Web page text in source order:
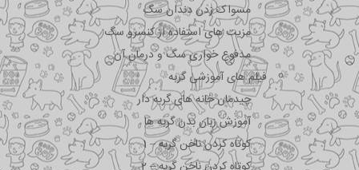
مسواک زدن دندان سگ
مزیت های استفاده از کنسرو سگ
مدفوع خواری سگ و درمان آن
فیلم های آموزشی گربه
چیدمان خانه های گربه دار
آموزش زبان بدن گربه ها
کوتاه کردن ناخن گربه – 1